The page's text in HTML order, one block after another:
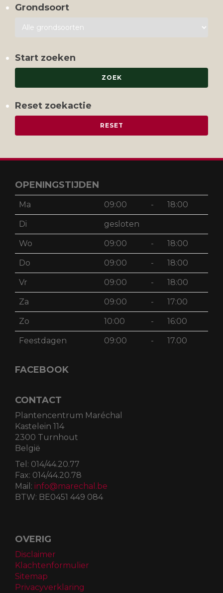
Grondsoort
Start zoeken
Reset zoekactie
OPENINGSTIJDEN
Ma 09:00 - 18:00
Di gesloten
Wo 09:00 - 18:00
Do 09:00 - 18:00
Vr 09:00 - 18:00
Za 09:00 - 17:00
Zo 10:00 - 16:00
Feestdagen 09:00 - 17.00
FACEBOOK
CONTACT
Plantencentrum Maréchal
Kastelein 114
2300 Turnhout
België
Tel: 014/44.20.77
Fax: 014/44.20.78
Mail: info@marechal.be
BTW: BE0451 449 084
OVERIG
Disclaimer
Klachtenformulier
Sitemap
Privacyverklaring